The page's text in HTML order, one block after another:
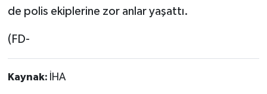
de polis ekiplerine zor anlar yaşattı.
(FD-
Kaynak: İHA